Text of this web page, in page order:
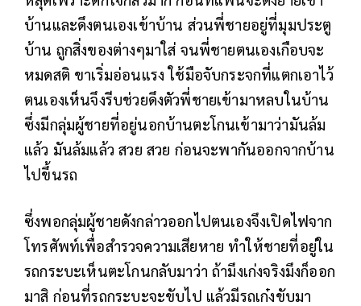
บ้านและดึงตนเองเข้าบ้าน ส่วนพี่ชายอยู่ที่มุมประตู
บ้าน ถูกสิ่งของต่างๆมาใส่ จนพี่ชายตนเองเกือบจะ
หมดสติ ขาเริ่มอ่อนแรง ใช้มือจับกระจกที่แตกเอาไว้
ตนเองเห็นจึงรีบช่วยดึงตัวพี่ชายเข้ามาหลบในบ้าน
ซึ่งมีกลุ่มผู้ชายที่อยู่นอกบ้านตะโกนเข้ามาว่ามันล้ม
แล้ว มันล้มแล้ว สวย สวย ก่อนจะพากันออกจากบ้าน
ไปขึ้นรถ
ซึ่งพอกลุ่มผู้ชายดังกล่าวออกไปตนเองจึงเปิดไฟจาก
โทรศัพท์เพื่อสำรวจความเสียหาย ทำให้ชายที่อยู่ใน
รถกระบะเห็นตะโกนกลับมาว่า ถ้ามึงเก่งจริงมึงก็ออก
มาสิ ก่อนที่รถกระบะจะขับไป แล้วมีรถเก๋งขับมา